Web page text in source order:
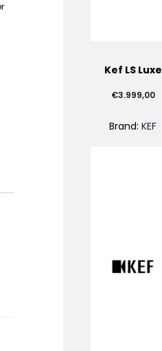
Kef LS Luxe
€3.999,00
Brand:KEF